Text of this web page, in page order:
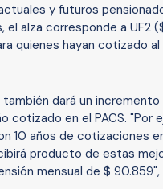
y futuros
el alza corresponde a UF2
quienes hayan cotizado al
dará un incremento
cotizado en el PACS. "Por
10 años de cotizaciones
producto de estas
mensual de $